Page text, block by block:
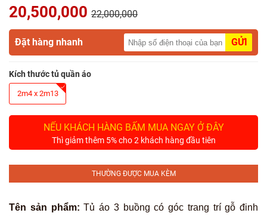
Sofa
Gỗ
Rượu
Tủ
Kệ
Văn
20,500,000 22,000,000
Đặt hàng nhanh GỬI
Kích thước tủ quần áo
2m4 x 2m13
NẾU KHÁCH HÀNG BẤM MUA NGAY Ở ĐÂY
Thì giảm thêm 5% cho 2 khách hàng đầu tiên
THƯỜNG ĐƯỢC MUA KÈM
Tên sản phẩm: Tủ áo 3 buồng có góc trang trí gỗ đinh